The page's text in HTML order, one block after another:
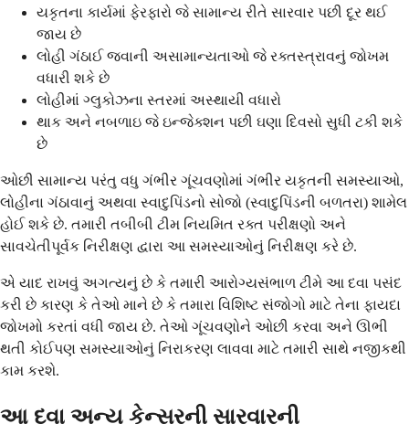
યકૃતના કાર્યમાં ફેરફારો જે સામાન્ય રીતે સારવાર પછી દૂર થઈ
જાય છે
લોહી ગંઠાઈ જવાની અસામાન્યતાઓ જે રક્તસ્ત્રાવનું જોખમ
વધારી શકે છે
લોહીમાં ગ્લુકોઝના સ્તરમાં અસ્થાયી વધારો
થાક અને નબળાઇ જે ઇન્જેક્શન પછી ઘણા દિવસો સુધી ટકી શકે
છે
ઓછી સામાન્ય પરંતુ વધુ ગંભીર ગૂંચવણોમાં ગંભીર યકૃતની સમસ્યાઓ,
લોહીના ગંઠાવાનું અથવા સ્વાદુપિંડનો સોજો (સ્વાદુપિંડની બળતરા) શામેલ
હોઈ શકે છે. તમારી તબીબી ટીમ નિયમિત રક્ત પરીક્ષણો અને
સાવચેતીપૂર્વક નિરીક્ષણ દ્વારા આ સમસ્યાઓનું નિરીક્ષણ કરે છે.
એ યાદ રાખવું અગત્યનું છે કે તમારી આરોગ્યસંભાળ ટીમે આ દવા પસંદ
કરી છે કારણ કે તેઓ માને છે કે તમારા વિશિષ્ટ સંજોગો માટે તેના ફાયદા
જોખમો કરતાં વધી જાય છે. તેઓ ગૂંચવણોને ઓછી કરવા અને ઊભી
થતી કોઈપણ સમસ્યાઓનું નિરાકરણ લાવવા માટે તમારી સાથે નજીકથી
કામ કરશે.
આ દવા અન્ય કેન્સરની સારવારની